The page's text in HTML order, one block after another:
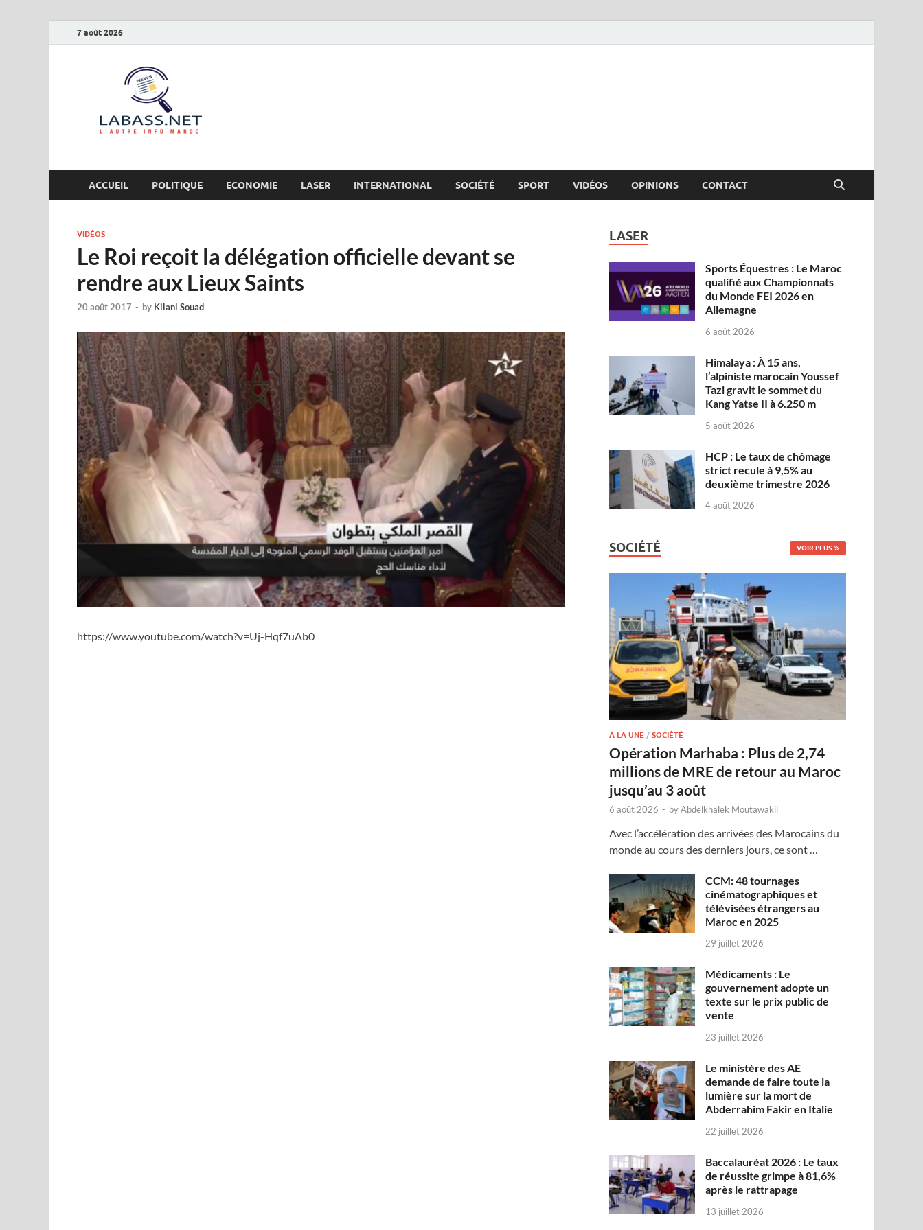
7 août 2026
ACCUEIL POLITIQUE ECONOMIE LASER INTERNATIONAL SOCIÉTÉ SPORT VIDÉOS OPINIONS CONTACT
VIDÉOS
Le Roi reçoit la délégation officielle devant se
rendre aux Lieux Saints
20 août 2017 - by Kilani Souad
https://www.youtube.com/watch?v=Uj-Hqf7uAb0
LASER
Sports Équestres : Le Maroc
qualifié aux Championnats
du Monde FEI 2026 en
Allemagne
6 août 2026
Himalaya : À 15 ans,
l’alpiniste marocain Youssef
Tazi gravit le sommet du
Kang Yatse II à 6.250 m
5 août 2026
HCP : Le taux de chômage
strict recule à 9,5% au
deuxième trimestre 2026
4 août 2026
SOCIÉTÉ VOIR PLUS
A LA UNE /SOCIÉTÉ
Opération Marhaba : Plus de 2,74
millions de MRE de retour au Maroc
jusqu’au 3 août
6 août 2026 - byAbdelkhalek Moutawakil
Avec l’accélération des arrivées des Marocains du
monde au cours des derniers jours, ce sont …
CCM: 48 tournages
cinématographiques et
télévisées étrangers au
Maroc en 2025
29 juillet 2026
Médicaments : Le
gouvernement adopte un
texte sur le prix public de
vente
23 juillet 2026
Le ministère des AE
demande de faire toute la
lumière sur la mort de
Abderrahim Fakir en Italie
22 juillet 2026
Baccalauréat 2026 : Le taux
de réussite grimpe à 81,6%
après le rattrapage
13 juillet 2026